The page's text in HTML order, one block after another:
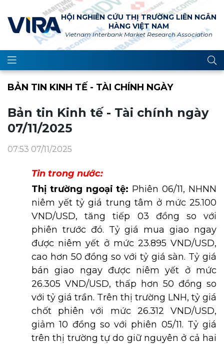
HỘI NGHIÊN CỨU THỊ TRƯỜNG LIÊN NGÂN
HÀNG VIỆT NAM
Vietnam Interbank Market Research Association
BẢN TIN KINH TẾ - TÀI CHÍNH NGÀY
Bản tin Kinh tế - Tài chính ngày
07/11/2025
07:53 07/11/2025
Tin trong nước:
Thị trường ngoại tệ: Phiên 06/11, NHNN
niêm yết tỷ giá trung tâm ở mức 25.100
VND/USD, tăng tiếp 03 đồng so với
phiên trước đó. Tỷ giá mua giao ngay
được niêm yết ở mức 23.895 VND/USD,
cao hơn 50 đồng so với tỷ giá sàn. Tỷ giá
bán giao ngay được niêm yết ở mức
26.305 VND/USD, thấp hơn 50 đồng so
với tỷ giá trần. Trên thị trường LNH, tỷ giá
chốt phiên với mức 26.312 VND/USD,
giảm 10 đồng so với phiên 05/11. Tỷ giá
trên thị trường tự do giữ nguyên ở cả hai